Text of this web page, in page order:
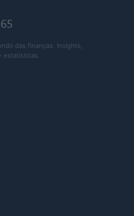
das finanças. Insights,
estatísticas.